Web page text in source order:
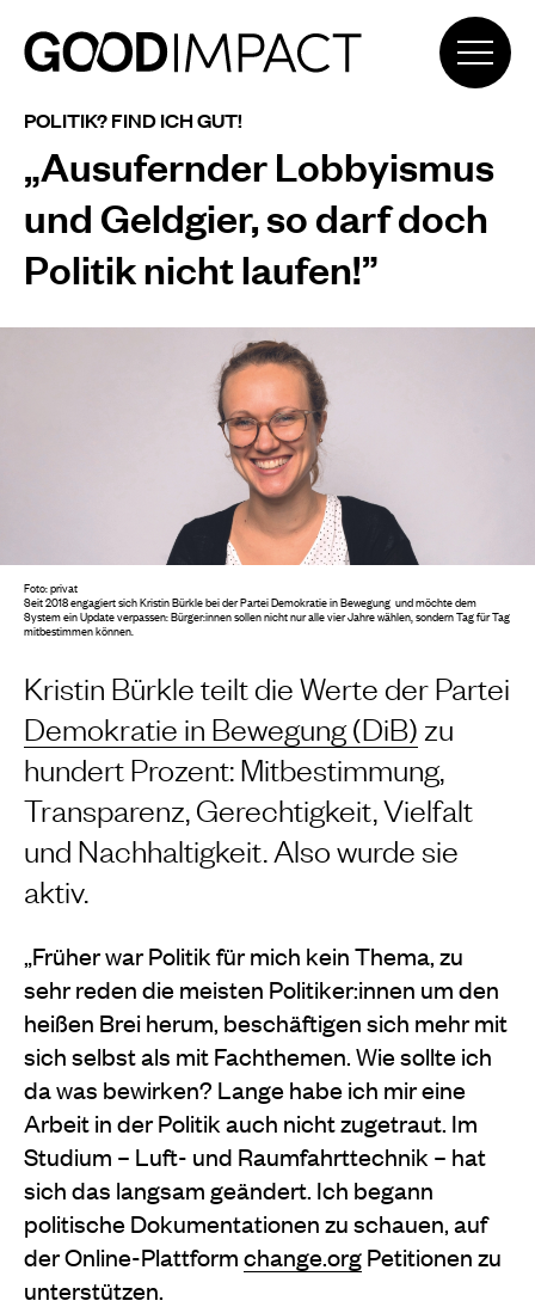
POLITIK? FIND ICH GUT!
„Ausufernder Lobbyismus
und Geldgier, so darf doch
Politik nicht laufen!”
Kristin Bürkle teilt die Werte der Partei
Demokratie in Bewegung (DiB) zu
hundert Prozent: Mitbestimmung,
Transparenz, Gerechtigkeit, Vielfalt
und Nachhaltigkeit. Also wurde sie
aktiv.
„Früher war Politik für mich kein Thema, zu
sehr reden die meisten Politiker:innen um den
heißen Brei herum, beschäftigen sich mehr mit
sich selbst als mit Fachthemen. Wie sollte ich
da was bewirken? Lange habe ich mir eine
Arbeit in der Politik auch nicht zugetraut. Im
Studium – Luft- und Raumfahrttechnik – hat
sich das langsam geändert. Ich begann
politische Dokumentationen zu schauen, auf
der Online-Plattformchange.orgPetitionen zu
unterstützen.
Foto: privat
Seit 2018 engagiert sich Kristin Bürkle bei der Partei Demokratie in Bewegung und möchte dem
System ein Update verpassen: Bürger:innen sollen nicht nur alle vier Jahre wählen, sondern Tag für Tag
mitbestimmen können.